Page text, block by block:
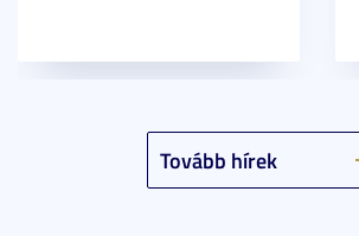
Tovább hírek